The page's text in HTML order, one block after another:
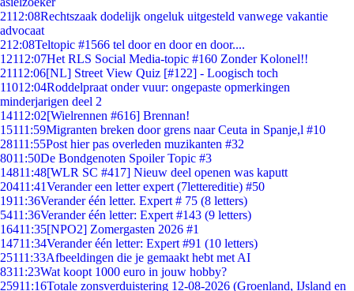
2112:08Rechtszaak dodelijk ongeluk uitgesteld vanwege vakantie
advocaat
212:08Teltopic #1566 tel door en door en door....
12112:07Het RLS Social Media-topic #160 Zonder Kolonel!!
21112:06[NL] Street View Quiz [#122] - Loogisch toch
11012:04Roddelpraat onder vuur: ongepaste opmerkingen
minderjarigen deel 2
14112:02[Wielrennen #616] Brennan!
15111:59Migranten breken door grens naar Ceuta in Spanje,l #10
28111:55Post hier pas overleden muzikanten #32
8011:50De Bondgenoten Spoiler Topic #3
14811:48[WLR SC #417] Nieuw deel openen was kaputt
20411:41Verander een letter expert (7lettereditie) #50
1911:36Verander één letter. Expert # 75 (8 letters)
5411:36Verander één letter: Expert #143 (9 letters)
16411:35[NPO2] Zomergasten 2026 #1
14711:34Verander één letter: Expert #91 (10 letters)
25111:33Afbeeldingen die je gemaakt hebt met AI
8311:23Wat koopt 1000 euro in jouw hobby?
25911:16Totale zonsverduistering 12-08-2026 (Groenland, IJsland en